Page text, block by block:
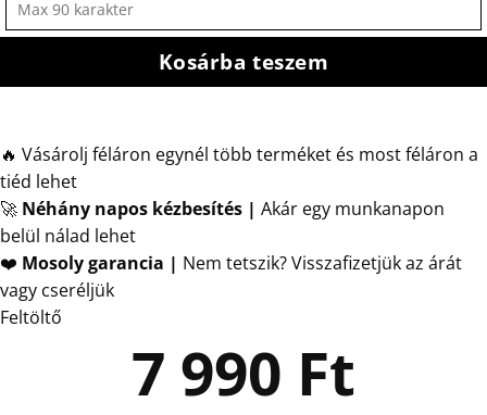
Kosárba teszem
🔥 Vásárolj féláron egynél több terméket és most féláron a
tiéd lehet
🚀 Néhány napos kézbesítés | Akár egy munkanapon
belül nálad lehet
❤️ Mosoly garancia | Nem tetszik? Visszafizetjük az árát
vagy cseréljük
Feltöltő
7 990 Ft